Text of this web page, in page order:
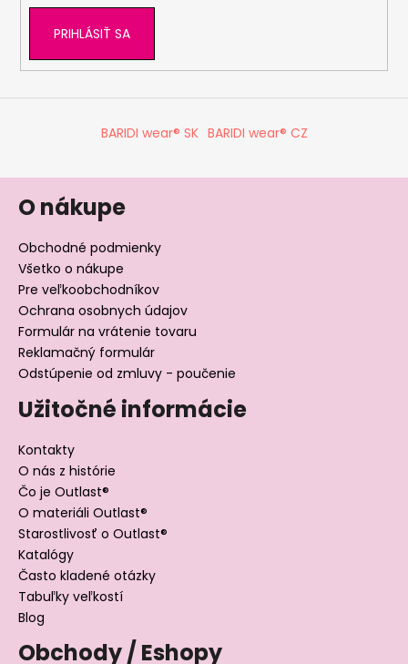
PRIHLÁSIŤ SA
BARIDI wear® SK BARIDI wear® CZ
O nákupe
Obchodné podmienky
Všetko o nákupe
Pre veľkoobchodníkov
Ochrana osobnych údajov
Formulár na vrátenie tovaru
Reklamačný formulár
Odstúpenie od zmluvy - poučenie
Užitočné informácie
Kontakty
O nás z histórie
Čo je Outlast®
O materiáli Outlast®
Starostlivosť o Outlast®
Katalógy
Často kladené otázky
Tabuľky veľkostí
Blog
Obchody / Eshopy